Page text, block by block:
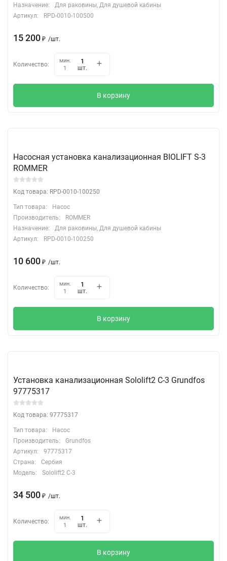
Назначение:
Для раковины, Для душевой кабины
Артикул:
RPD-0010-100500
15 200 ₽ /шт.
Количество:
мин.
1
шт.
В корзину
Насосная установка канализационная BIOLIFT S-3
ROMMER
Код товара: RPD-0010-100250
Тип товара:
Насос
Производитель:
ROMMER
Назначение:
Для раковины, Для душевой кабины
Артикул:
RPD-0010-100250
10 600 ₽ /шт.
Количество:
мин.
1
шт.
В корзину
Установка канализационная Sololift2 C-3 Grundfos
97775317
Код товара: 97775317
Тип товара:
Насос
Производитель:
Grundfos
Артикул:
97775317
Страна:
Сербия
Модель:
Sololift2 C-3
34 500 ₽ /шт.
Количество:
мин.
1
шт.
В корзину